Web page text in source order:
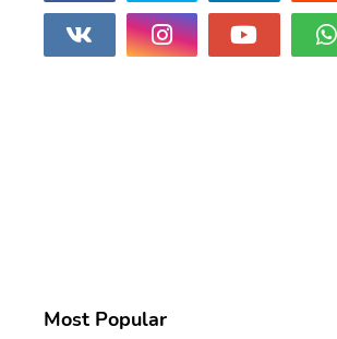
Most Popular